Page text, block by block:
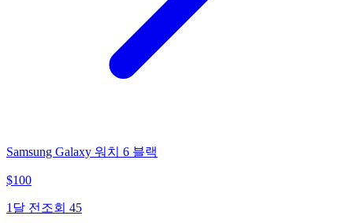
Samsung Galaxy 워치 6 블랙
$100
1달 전 조회 45